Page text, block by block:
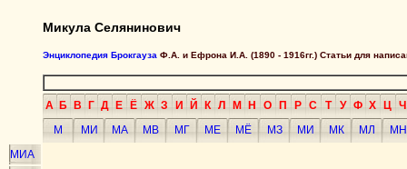
Микула Селянинович
Энциклопедия Брокгауза Ф.А. и Ефрона И.А. (1890 - 1916гг.) Статьи для
А Б В Г Д Е Ё Ж З И Й К Л М Н О П Р С Т У Ф Х Ц Ч
М
МИ МА МВ МГ МЕ МЁ МЗ МИ МК МЛ
МН
МИА